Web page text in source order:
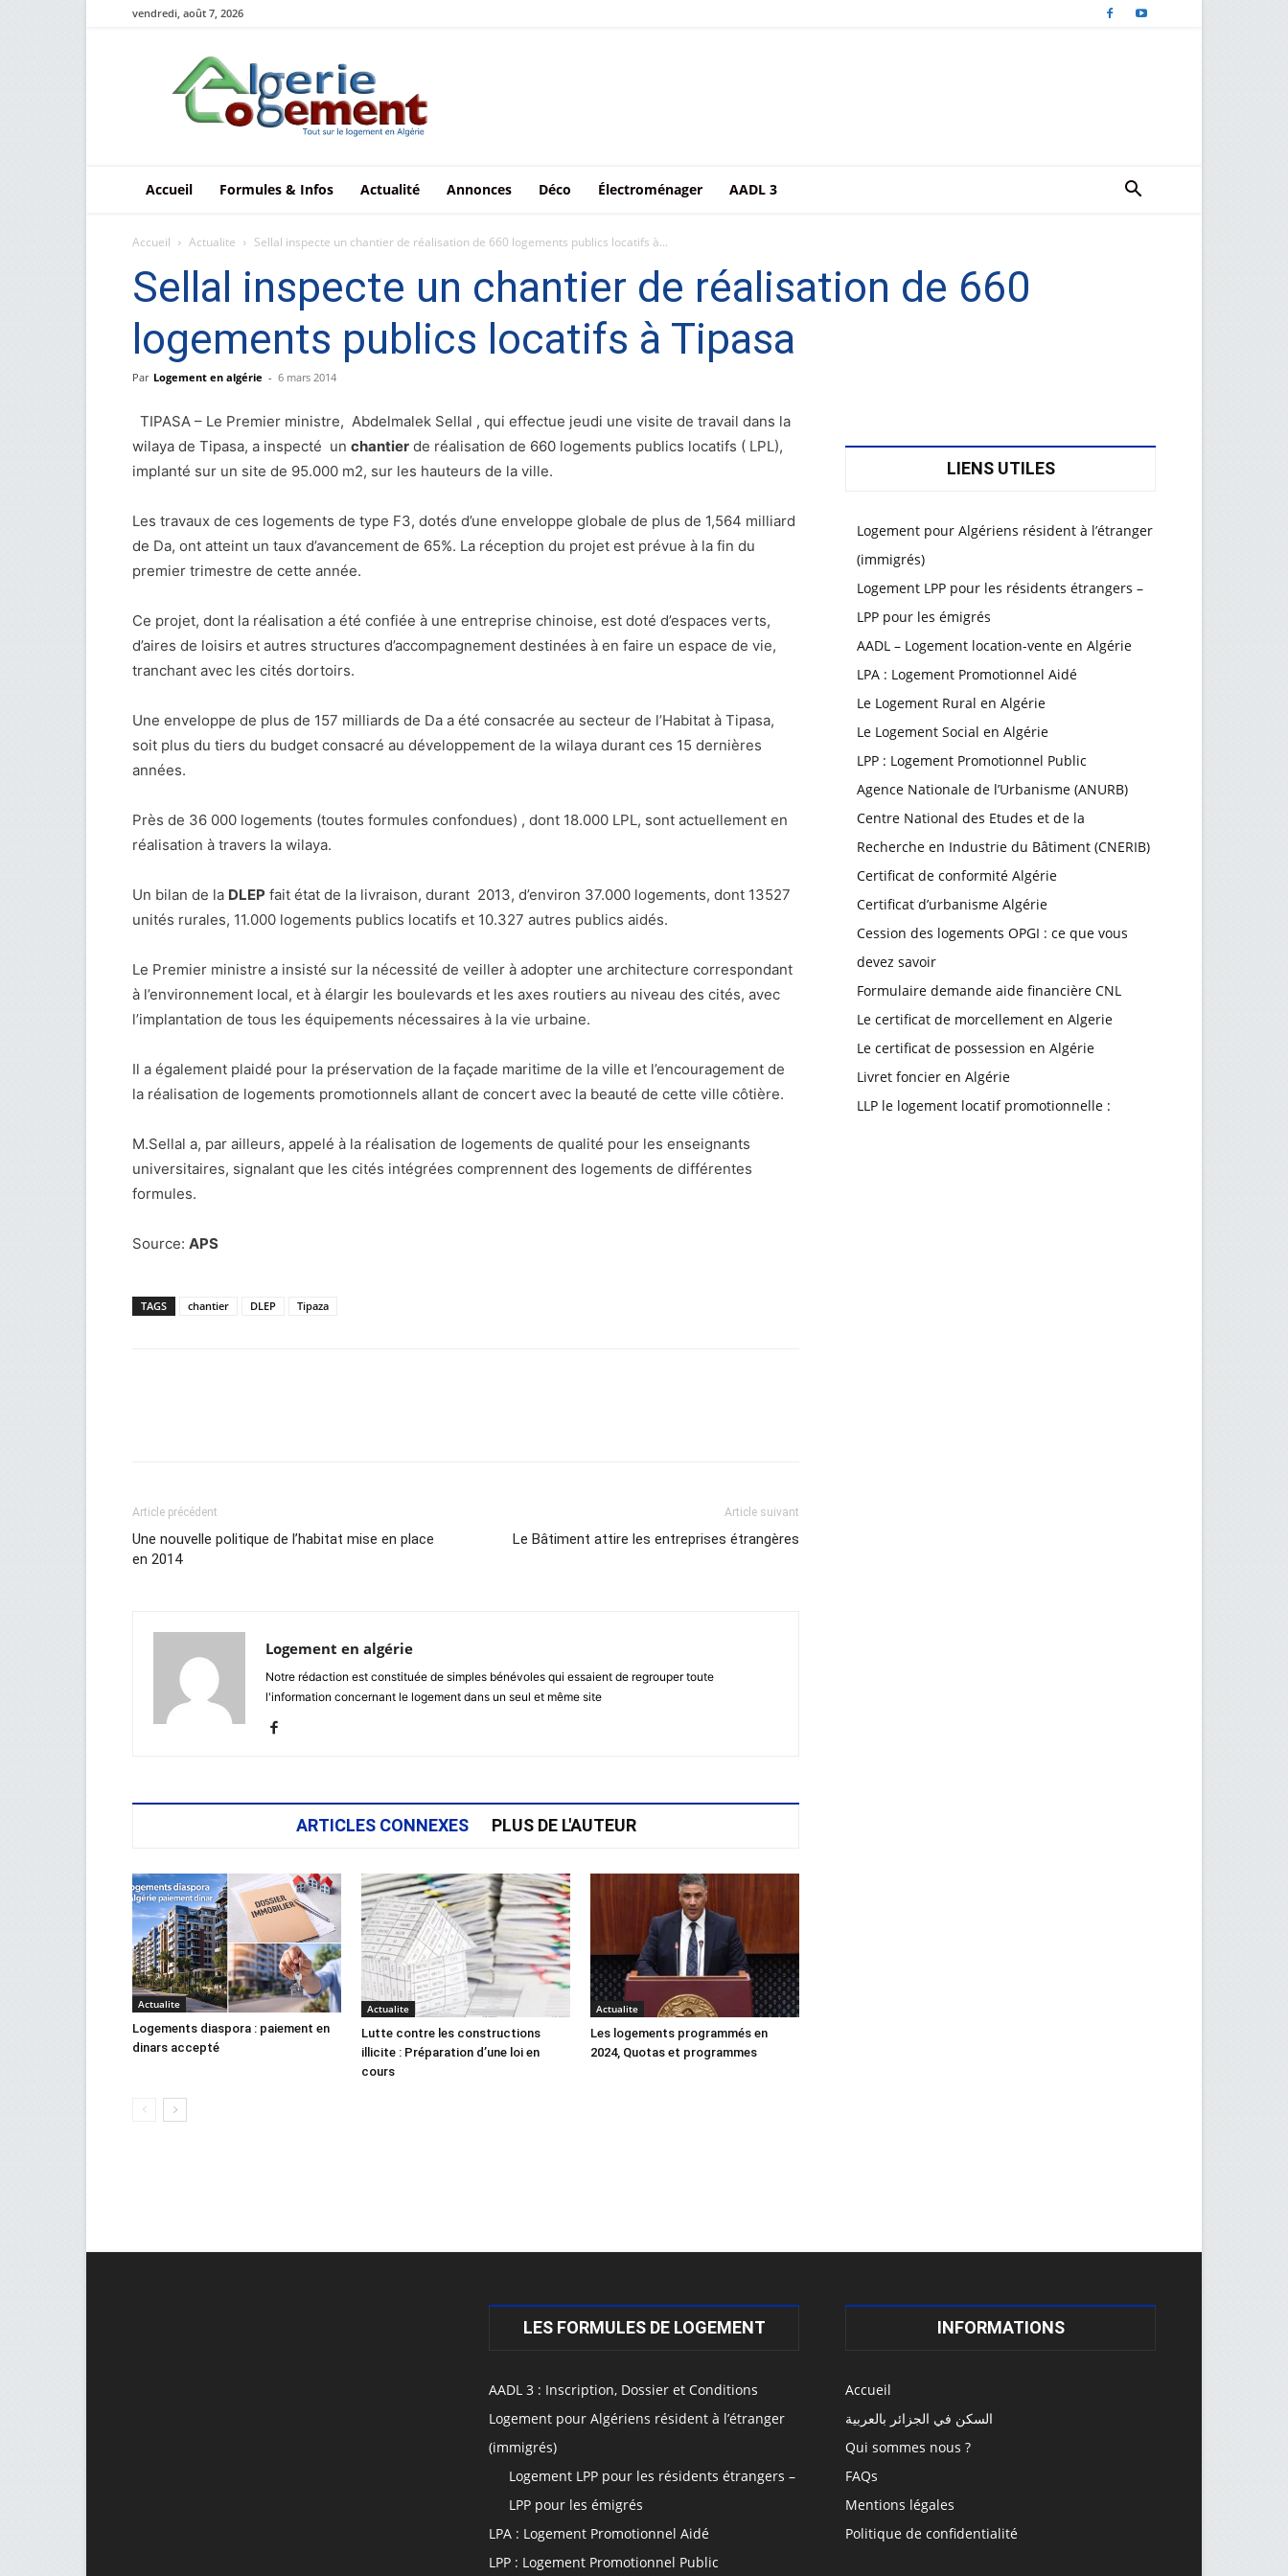
vendredi, août 7, 2026
Le
logement
en
Algérie
Accueil Formules & Infos Actualité Annonces Déco Électroménager AADL 3
Accueil Actualite Sellal inspecte un chantier de réalisation de 660 logements publics locatifs à...
Sellal inspecte un chantier de réalisation de 660
logements publics locatifs à Tipasa
Par Logement en algérie - 6 mars 2014
TIPASA – Le Premier ministre, Abdelmalek Sellal , qui effectue jeudi une visite de travail dans la
wilaya de Tipasa, a inspecté un chantier de réalisation de 660 logements publics locatifs ( LPL),
implanté sur un site de 95.000 m2, sur les hauteurs de la ville.
Les travaux de ces logements de type F3, dotés d’une enveloppe globale de plus de 1,564 milliard
de Da, ont atteint un taux d’avancement de 65%. La réception du projet est prévue à la fin du
premier trimestre de cette année.
Ce projet, dont la réalisation a été confiée à une entreprise chinoise, est doté d’espaces verts,
d’aires de loisirs et autres structures d’accompagnement destinées à en faire un espace de vie,
tranchant avec les cités dortoirs.
Une enveloppe de plus de 157 milliards de Da a été consacrée au secteur de l’Habitat à Tipasa,
soit plus du tiers du budget consacré au développement de la wilaya durant ces 15 dernières
années.
Près de 36 000 logements (toutes formules confondues) , dont 18.000 LPL, sont actuellement en
réalisation à travers la wilaya.
Un bilan de la DLEP fait état de la livraison, durant 2013, d’environ 37.000 logements, dont 13527
unités rurales, 11.000 logements publics locatifs et 10.327 autres publics aidés.
Le Premier ministre a insisté sur la nécessité de veiller à adopter une architecture correspondant
à l’environnement local, et à élargir les boulevards et les axes routiers au niveau des cités, avec
l’implantation de tous les équipements nécessaires à la vie urbaine.
Il a également plaidé pour la préservation de la façade maritime de la ville et l’encouragement de
la réalisation de logements promotionnels allant de concert avec la beauté de cette ville côtière.
M.Sellal a, par ailleurs, appelé à la réalisation de logements de qualité pour les enseignants
universitaires, signalant que les cités intégrées comprennent des logements de différentes
formules.
Source: APS
TAGS chantier DLEP Tipaza
Article précédent
Une nouvelle politique de l’habitat mise en place
en 2014
Article suivant
Le Bâtiment attire les entreprises étrangères
Logement en algérie
Notre rédaction est constituée de simples bénévoles qui essaient de regrouper toute
l'information concernant le logement dans un seul et même site
ARTICLES CONNEXES PLUS DE L'AUTEUR
Actualite
Logements diaspora : paiement en
dinars accepté
Actualite
Lutte contre les constructions
illicite : Préparation d’une loi en
cours
Actualite
Les logements programmés en
2024, Quotas et programmes
LIENS UTILES
Logement pour Algériens résident à l’étranger
(immigrés)
Logement LPP pour les résidents étrangers –
LPP pour les émigrés
AADL – Logement location-vente en Algérie
LPA : Logement Promotionnel Aidé
Le Logement Rural en Algérie
Le Logement Social en Algérie
LPP : Logement Promotionnel Public
Agence Nationale de l’Urbanisme (ANURB)
Centre National des Etudes et de la
Recherche en Industrie du Bâtiment (CNERIB)
Certificat de conformité Algérie
Certificat d’urbanisme Algérie
Cession des logements OPGI : ce que vous
devez savoir
Formulaire demande aide financière CNL
Le certificat de morcellement en Algerie
Le certificat de possession en Algérie
Livret foncier en Algérie
LLP le logement locatif promotionnelle :
LES FORMULES DE LOGEMENT
AADL 3 : Inscription, Dossier et Conditions
Logement pour Algériens résident à l’étranger
(immigrés)
Logement LPP pour les résidents étrangers –
LPP pour les émigrés
LPA : Logement Promotionnel Aidé
LPP : Logement Promotionnel Public
INFORMATIONS
Accueil
السكن في الجزائر بالعربية
Qui sommes nous ?
FAQs
Mentions légales
Politique de confidentialité